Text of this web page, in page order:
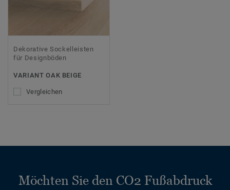
Dekorative Sockelleisten
für Designböden
VARIANT OAK BEIGE
Vergleichen
Möchten Sie den CO2 Fußabdruck